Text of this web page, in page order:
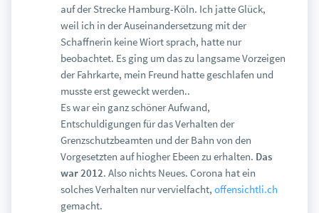
auf der Strecke Hamburg-Köln. Ich jatte Glück,
weil ich in der Auseinandersetzung mit der
Schaffnerin keine Wiort sprach, hatte nur
beobachtet. Es ging um das zu langsame Vorzeigen
der Fahrkarte, mein Freund hatte geschlafen und
musste erst geweckt werden..
Es war ein ganz schöner Aufwand,
Entschuldigungen für das Verhalten der
Grenzschutzbeamten und der Bahn von den
Vorgesetzten auf hiogher Ebeen zu erhalten. Das
war 2012. Also nichts Neues. Corona hat ein
solches Verhalten nur vervielfacht, offensichtli.ch
gemacht.